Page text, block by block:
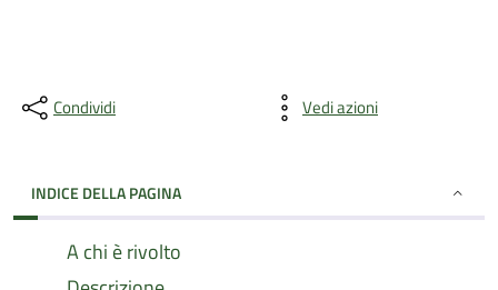
Condividi Vedi azioni
INDICE DELLA PAGINA
A chi è rivolto